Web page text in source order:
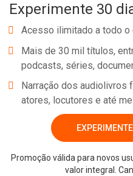
ser humano? Os pensamentos
confrontar nossa realidade e
dos sentimentos de
gratidão, amor e empatia — um
o desencontro que
Experimente 30
Acesso ilimitado a todo o
Mais de 30 mil títulos,
podcasts, séries,
Narração dos
atores, locutores e até
Promoção válida para novos
valor integral.
Whatsapp Facebook